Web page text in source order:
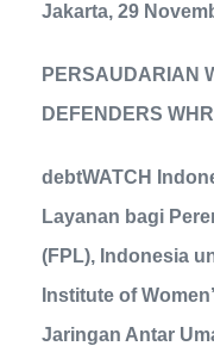
Jakarta, 29
PERSAUDARIAN
DEFENDERS
debtWATCH
Layanan bagi
(FPL), Indonesia
Institute of
Jaringan Antar